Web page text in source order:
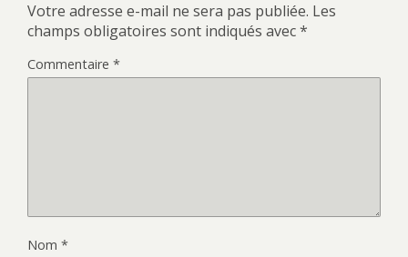
Votre adresse e-mail ne sera pas publiée. Les
champs obligatoires sont indiqués avec*
Commentaire *
Nom *